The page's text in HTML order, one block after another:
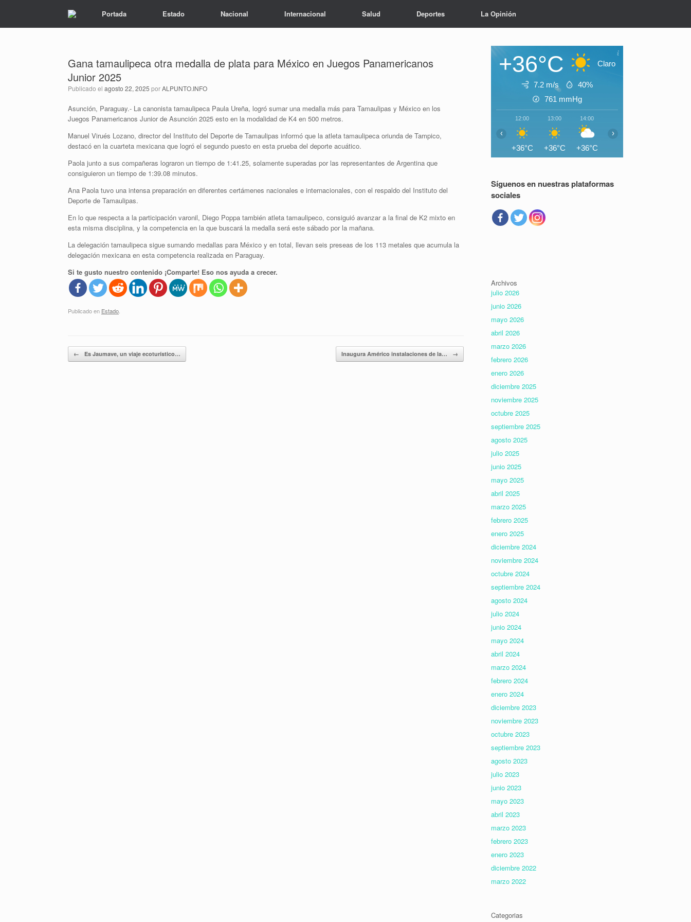
Portada Estado Nacional Internacional Salud Deportes La Opinión
Gana tamaulipeca otra medalla de plata para México en Juegos Panamericanos
Junior 2025
Publicado el agosto 22, 2025 porALPUNTO.INFO
Asunción, Paraguay.- La canonista tamaulipeca Paula Ureña, logró sumar una medalla más para Tamaulipas y México en los
Juegos Panamericanos Junior de Asunción 2025 esto en la modalidad de K4 en 500 metros.
Manuel Virués Lozano, director del Instituto del Deporte de Tamaulipas informó que la atleta tamaulipeca oriunda de Tampico,
destacó en la cuarteta mexicana que logró el segundo puesto en esta prueba del deporte acuático.
Paola junto a sus compañeras lograron un tiempo de 1:41.25, solamente superadas por las representantes de Argentina que
consiguieron un tiempo de 1:39.08 minutos.
Ana Paola tuvo una intensa preparación en diferentes certámenes nacionales e internacionales, con el respaldo del Instituto del
Deporte de Tamaulipas.
En lo que respecta a la participación varonil, Diego Poppa también atleta tamaulipeco, consiguió avanzar a la final de K2 mixto en
esta misma disciplina, y la competencia en la que buscará la medalla será este sábado por la mañana.
La delegación tamaulipeca sigue sumando medallas para México y en total, llevan seis preseas de los 113 metales que acumula la
delegación mexicana en esta competencia realizada en Paraguay.
Si te gusto nuestro contenido ¡Comparte! Eso nos ayuda a crecer.
Publicado en Estado
Navegador de artículos
← Es Jaumave, un viaje ecoturístico… Inaugura Américo instalaciones de la… →
+36°C Claro
7.2 m/s
40%
761 mmHg
12:00
+36°C
13:00
+36°C
14:00
+36°C
‹ ›
Síguenos en nuestras plataformas
sociales
Archivos
julio 2026
junio 2026
mayo 2026
abril 2026
marzo 2026
febrero 2026
enero 2026
diciembre 2025
noviembre 2025
octubre 2025
septiembre 2025
agosto 2025
julio 2025
junio 2025
mayo 2025
abril 2025
marzo 2025
febrero 2025
enero 2025
diciembre 2024
noviembre 2024
octubre 2024
septiembre 2024
agosto 2024
julio 2024
junio 2024
mayo 2024
abril 2024
marzo 2024
febrero 2024
enero 2024
diciembre 2023
noviembre 2023
octubre 2023
septiembre 2023
agosto 2023
julio 2023
junio 2023
mayo 2023
abril 2023
marzo 2023
febrero 2023
enero 2023
diciembre 2022
marzo 2022
Categorias